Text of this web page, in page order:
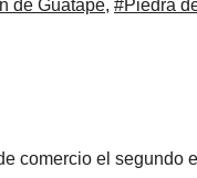
de Guatapé, #Piedra
comercio el segundo